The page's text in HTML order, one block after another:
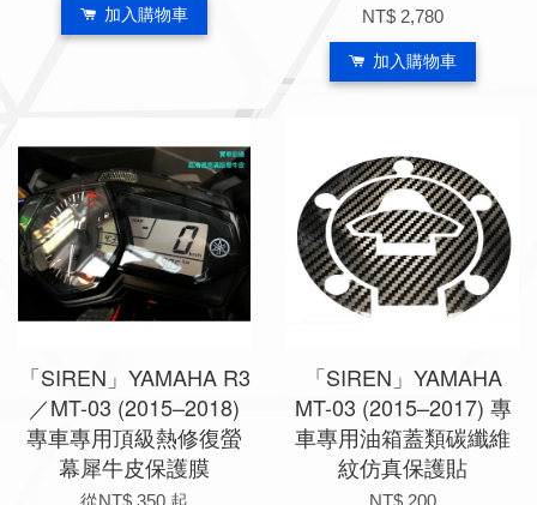
加入購物車 NT$ 2,780
加入購物車
「SIREN」YAMAHA R3
／MT-03 (2015–2018)
專車專用頂級熱修復螢
幕犀牛皮保護膜
「SIREN」YAMAHA
MT-03 (2015–2017) 專
車專用油箱蓋類碳纖維
紋仿真保護貼